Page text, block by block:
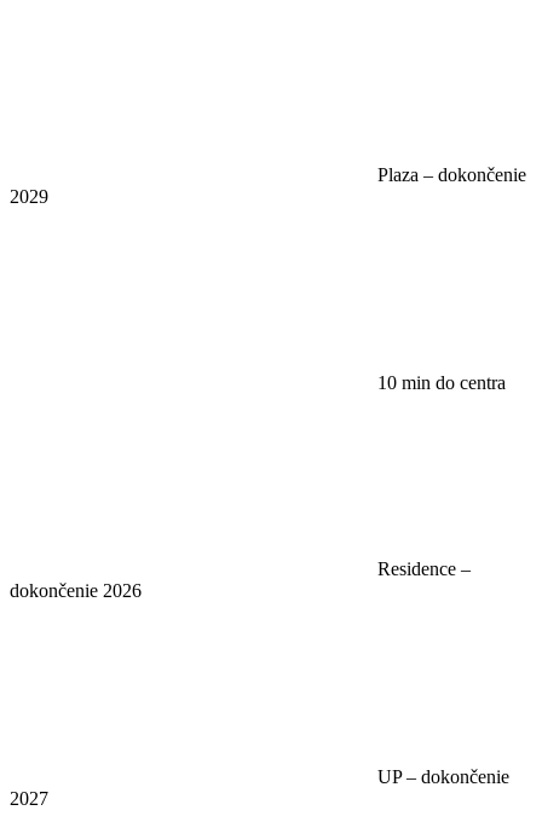
Plaza – dokončenie
2029
10 min do centra
Residence –
dokončenie 2026
UP – dokončenie
2027